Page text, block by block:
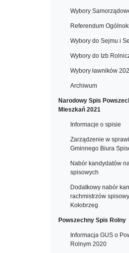
Wybory
Referendum
Wybory do Sejmu i
Wybory do Izb
Wybory ławników
Archiwum
Narodowy Spis
Mieszkań 2021
Informacje o spisie
Zarządzenie w
Gminnego Biura
Nabór kandydatów
spisowych
Dodatkowy nabór
rachmistrzów
Kołobrzeg
Powszechny Spis Rolny
Informacja GUS o
Rolnym 2020